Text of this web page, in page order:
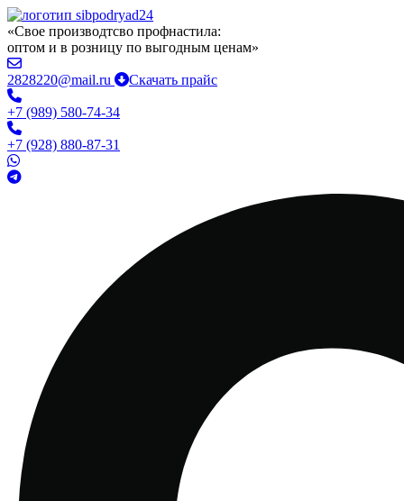
«Свое производтсво профнастила:
оптом и в розницу по выгодным ценам»
2828220@mail.ru Скачать прайс
+7 (989) 580-74-34
+7 (928) 880-87-31